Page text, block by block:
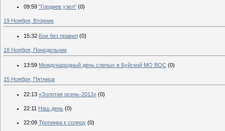
09:59 "Гордиев узел" (0)
19 Ноября, Вторник
15:32 Бои без правил (0)
18 Ноября, Понедельник
13:59 Международный день слепых в Буйской МО ВОС (0)
15 Ноября, Пятница
22:13 «Золотая осень-2013» (0)
22:11 Наш день (0)
22:09 Тропинка к солнцу (0)